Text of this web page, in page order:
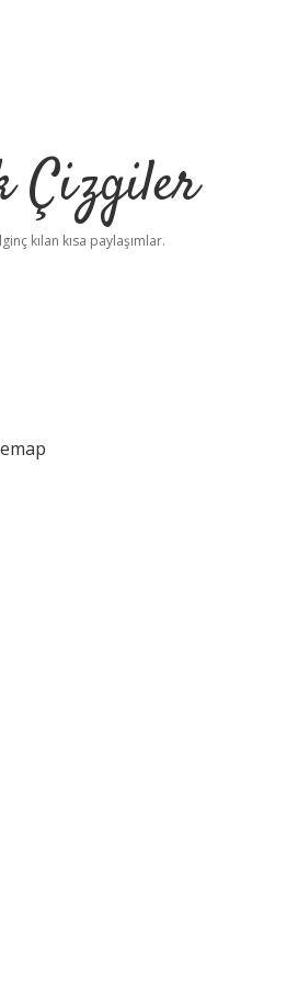
Çizgiler
kılan kısa paylaşımlar.